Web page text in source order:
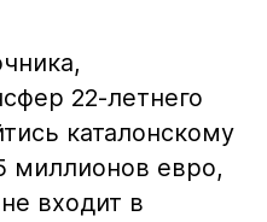
22-летнего
каталонскому
миллионов евро,
входит в